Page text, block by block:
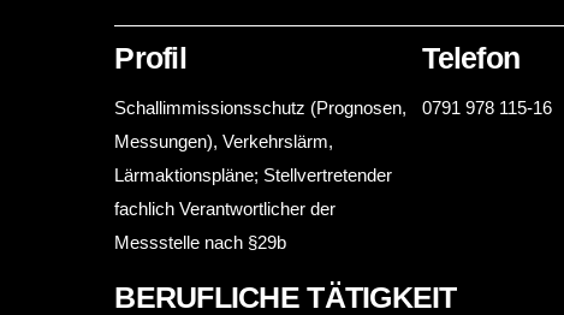
Profil
Schallimmissionsschutz (Prognosen,
Messungen), Verkehrslärm,
Lärmaktionspläne; Stellvertretender
fachlich Verantwortlicher der
Messstelle nach §29b
Telefon
0791 978 115-16
BERUFLICHE TÄTIGKEIT